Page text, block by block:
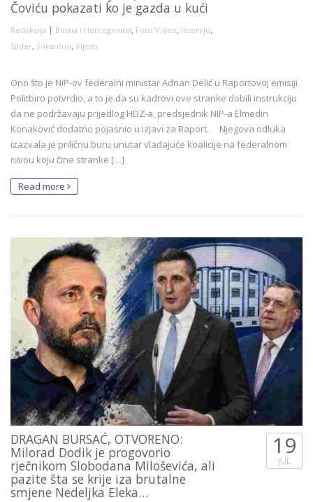
Čoviću pokazati ko je gazda u kući
Redakcija | Bosna i Hercegovina, Foto/Video, Intervju,
Slider, Šokantno, Vijesti
Ono što je NiP-ov federalni ministar Adnan Delić u Raportovoj emisiji
Politbiro potvrdio, a to je da su kadrovi ove stranke dobili instrukciju
da ne podržavaju prijedlog HDZ-a, predsjednik NIP-a Elmedin
Konaković dodatno pojasnio u izjavi za Raport. Njegova odluka
izazvala je priličnu buru unutar vladajuće koalicije na federalnom
nivou koju čine stranke […]
Read more
DRAGAN BURSAĆ, OTVORENO:
Milorad Dodik je progovorio
rječnikom Slobodana Miloševića, ali
pazite šta se krije iza brutalne
smjene Nedeljka Eleka…
19
JUL